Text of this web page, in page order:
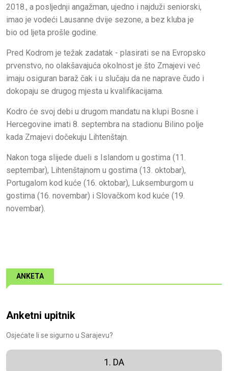
2018., a posljednji angažman, ujedno i najduži seniorski,
imao je vodeći Lausanne dvije sezone, a bez kluba je
bio od ljeta prošle godine.
Pred Kodrom je težak zadatak - plasirati se na Evropsko
prvenstvo, no olakšavajuća okolnost je što Zmajevi već
imaju osiguran baraž čak i u slučaju da ne naprave čudo i
dokopaju se drugog mjesta u kvalifikacijama.
Kodro će svoj debi u drugom mandatu na klupi Bosne i
Hercegovine imati 8. septembra na stadionu Bilino polje
kada Zmajevi dočekuju Lihtenštajn.
Nakon toga slijede dueli s Islandom u gostima (11.
septembar), Lihtenštajnom u gostima (13. oktobar),
Portugalom kod kuće (16. oktobar), Luksemburgom u
gostima (16. novembar) i Slovačkom kod kuće (19.
novembar).
ANKETA
Anketni upitnik
Osjećate li se sigurno u Sarajevu?
1. DA